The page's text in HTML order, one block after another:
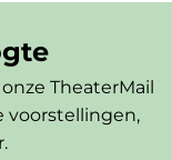
TheaterMail
voorstellingen,